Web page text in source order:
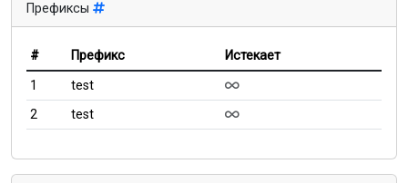
Префиксы
# Префикс
Истекает
1
test
2
test